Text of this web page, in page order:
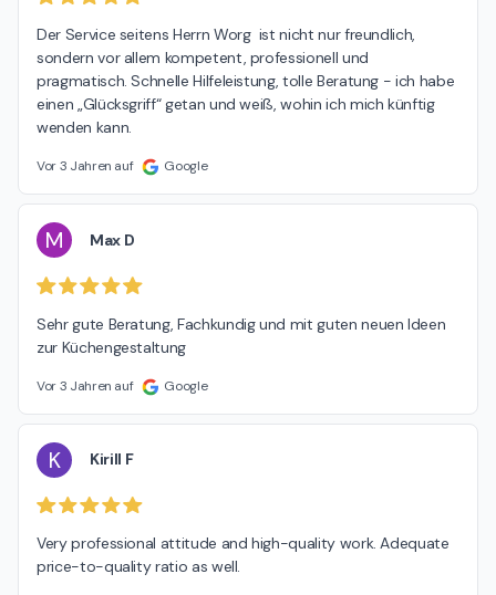
Der Service seitens Herrn Worg  ist nicht nur freundlich,
sondern vor allem kompetent, professionell und
pragmatisch. Schnelle Hilfeleistung, tolle Beratung - ich habe
einen „Glücksgriff“ getan und weiß, wohin ich mich künftig
wenden kann.
Vor 3 Jahren auf Google
M Max D
Sehr gute Beratung, Fachkundig und mit guten neuen Ideen
zur Küchengestaltung
Vor 3 Jahren auf Google
K Kirill F
Very professional attitude and high-quality work. Adequate
price-to-quality ratio as well.